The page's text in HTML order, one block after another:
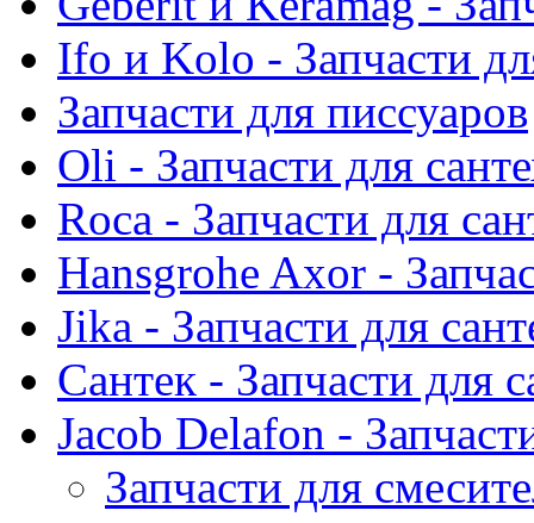
Ifo и Kolo - Запчасти
Запчасти для писсуаров
Oli - Запчасти для
Roca - Запчасти для
Hansgrohe Axor -
Jika - Запчасти для
Сантек - Запчасти для
Jacob Delafon -
Запчасти для